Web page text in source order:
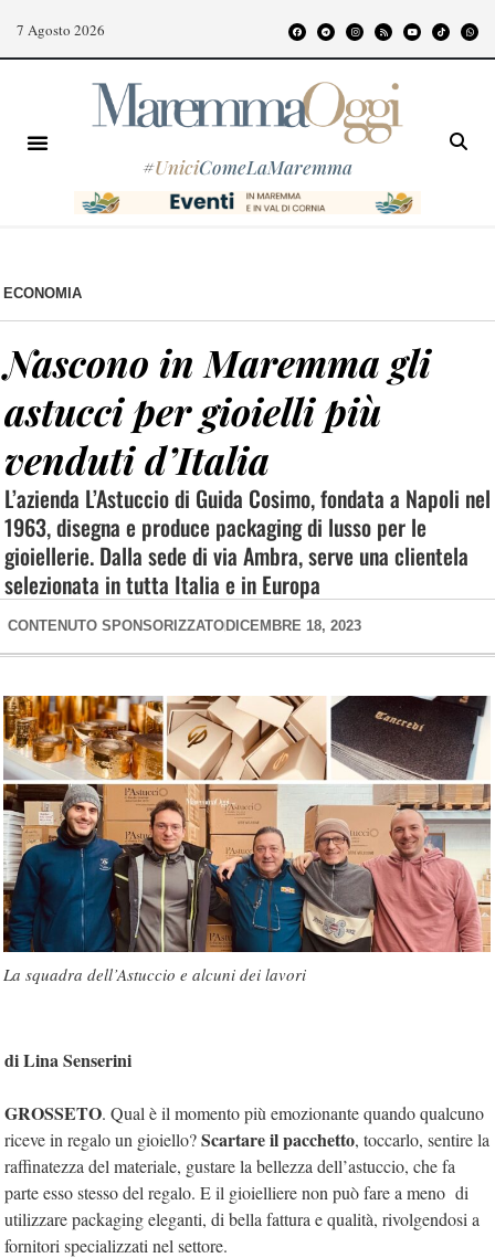
7 Agosto 2026
#UniciComeLaMaremma
ECONOMIA
Nascono in Maremma gli
astucci per gioielli più
venduti d’Italia
L’azienda L’Astuccio di Guida Cosimo, fondata a Napoli nel
1963, disegna e produce packaging di lusso per le
gioiellerie. Dalla sede di via Ambra, serve una clientela
selezionata in tutta Italia e in Europa
CONTENUTO SPONSORIZZATO DICEMBRE 18, 2023
La squadra dell’Astuccio e alcuni dei lavori
di Lina Senserini
GROSSETO. Qual è il momento più emozionante quando qualcuno
riceve in regalo un gioiello?Scartare il pacchetto, toccarlo, sentire la
raffinatezza del materiale, gustare la bellezza dell’astuccio, che fa
parte esso stesso del regalo. E il gioielliere non può fare a meno di
utilizzare packaging eleganti, di bella fattura e qualità, rivolgendosi a
fornitori specializzati nel settore.